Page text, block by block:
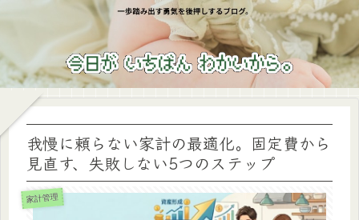
我慢に頼らない家計の最適化。固定費から
見直す、失敗しない5つのステップ
家計管理